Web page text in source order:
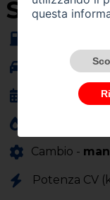
SU
Carrozzeria -
Anno
Cambio -
Potenza CV
questa